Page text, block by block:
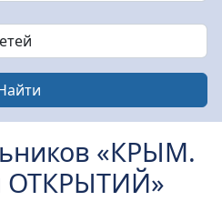
«КРЫМ.
ОТКРЫТИЙ»